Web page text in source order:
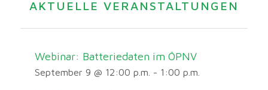
AKTUELLE VERANSTALTUNGEN
Webinar: Batteriedaten im ÖPNV
September 9 @ 12:00 p.m. - 1:00 p.m.